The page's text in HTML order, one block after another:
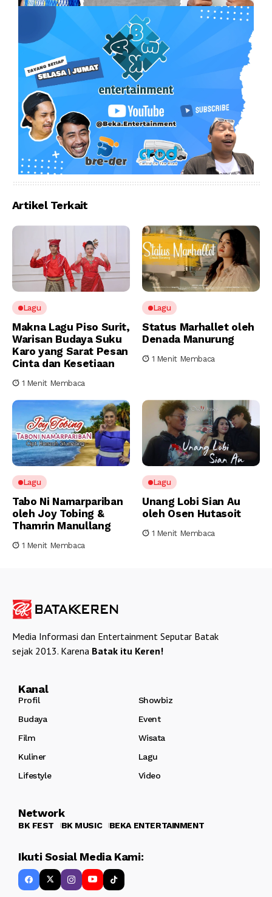
Artikel Terkait
Lagu
Makna Lagu Piso Surit,
Warisan Budaya Suku
Karo yang Sarat Pesan
Cinta dan Kesetiaan
1 Menit Membaca
Lagu
Status Marhallet oleh
Denada Manurung
1 Menit Membaca
Lagu
Tabo Ni Namarpariban
oleh Joy Tobing &
Thamrin Manullang
1 Menit Membaca
Lagu
Unang Lobi Sian Au
oleh Osen Hutasoit
1 Menit Membaca
Media Informasi dan Entertainment Seputar Batak
sejak 2013. Karena Batak itu Keren!
Kanal
Profil
Showbiz
Budaya
Event
Film
Wisata
Kuliner
Lagu
Lifestyle
Video
Network
BK FEST BK MUSIC BEKA ENTERTAINMENT
Ikuti Sosial Media Kami: